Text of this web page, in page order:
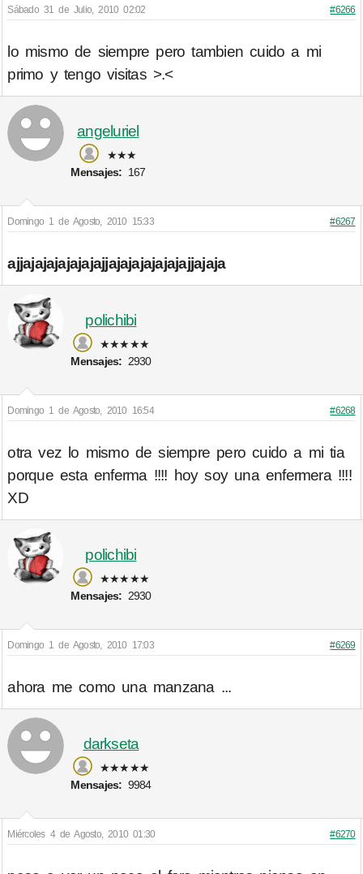
Sábado 31 de Julio, 2010 02:02 #6266
lo mismo de siempre pero tambien cuido a mi
primo y tengo visitas >.<
angeluriel
★★★
Mensajes: 167
Domingo 1 de Agosto, 2010 15:33 #6267
ajjajajajajajajajjajajajajajajajjajaja
polichibi
★★★★★
Mensajes: 2930
Domingo 1 de Agosto, 2010 16:54 #6268
otra vez lo mismo de siempre pero cuido a mi tia
porque esta enferma !!!! hoy soy una enfermera !!!!
XD
polichibi
★★★★★
Mensajes: 2930
Domingo 1 de Agosto, 2010 17:03 #6269
ahora me como una manzana ...
darkseta
★★★★★
Mensajes: 9984
Miércoles 4 de Agosto, 2010 01:30 #6270